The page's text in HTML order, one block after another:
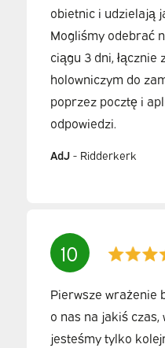
obietnic i udzielają
Mogliśmy odebrać
ciągu 3 dni,
holowniczym do
poprzez pocztę i
odpowiedzi.
AdJ- Ridderkerk
10
Pierwsze wrażenie
o nas na jakiś czas,
jesteśmy tylko